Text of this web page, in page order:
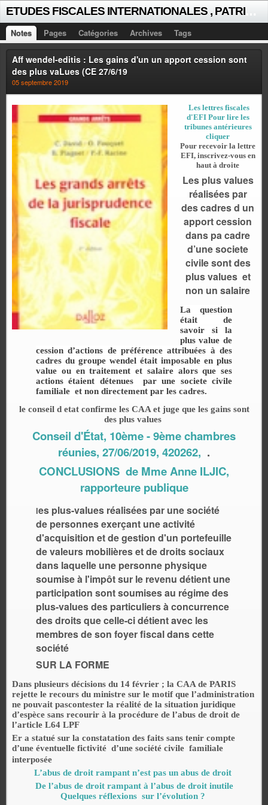
Notes Pages Catégories Archives Tags
Aff wendel-editis : Les gains d'un un apport cession sont
des plus vaLues (CE 27/6/19
05 septembre 2019
Les lettres fiscales
d'EFI Pour lire les
tribunes antérieures
cliquer
Pour recevoir la lettre
EFI, inscrivez-vous en
haut à droite
Les plus values
réalisées par
des cadres d un
apport cession
dans pa cadre
d’une societe
civile sont des
plus values et
non un salaire
La question
était de
savoir si la
plus value de
cession d’actions de préférence attribuées à des
cadres du groupe wendel était imposable en plus
value ou en traitement et salaire alors que ses
actions étaient détenues par une societe civile
familiale et non directement par les cadres.
le conseil d etat confirme les CAA et juge que les gains sont
des plus values
Conseil d'État, 10ème - 9ème chambres
réunies, 27/06/2019, 420262, .
CONCLUSIONS de Mme Anne ILJIC,
rapporteure publique
les plus-values réalisées par une société
de personnes exerçant une activité
d'acquisition et de gestion d'un portefeuille
de valeurs mobilières et de droits sociaux
dans laquelle une personne physique
soumise à l'impôt sur le revenu détient une
participation sont soumises au régime des
plus-values des particuliers à concurrence
des droits que celle-ci détient avec les
membres de son foyer fiscal dans cette
société
SUR LA FORME
Dans plusieurs décisions du 14 février ; la CAA de PARIS
rejette le recours du ministre sur le motif que l’administration
ne pouvait pascontester la réalité de la situation juridique
d’espèce sans recourir à la procédure de l’abus de droit de
l’article L64 LPF
Er a statué sur la constatation des faits sans tenir compte
d’une éventuelle fictivité d’une société civile familiale
interposée
L’abus de droit rampant n’est pas un abus de droit
De l’abus de droit rampant à l’abus de droit inutile
Quelques réflexions sur l’évolution ?